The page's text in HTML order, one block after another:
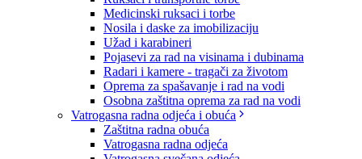
Medicinski ruksaci i torbe
Nosila i daske za imobilizaciju
Užad i karabineri
Pojasevi za rad na visinama i dubinama
Radari i kamere - tragači za životom
Oprema za spašavanje i rad na vodi
Osobna zaštitna oprema za rad na vodi
Vatrogasna radna odjeća i obuća
Zaštitna radna obuća
Vatrogasna radna odjeća